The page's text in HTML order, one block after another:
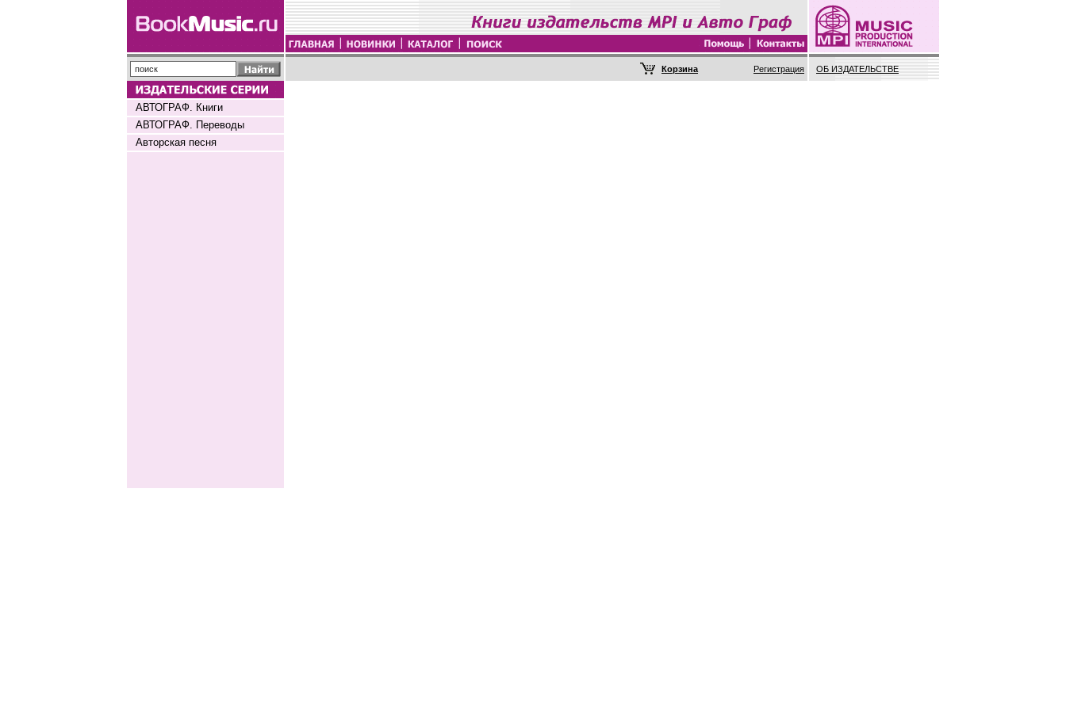
Регистрация ОБ ИЗДАТЕЛЬСТВЕ
АВТОГРАФ. Книги
АВТОГРАФ. Переводы
Авторская песня